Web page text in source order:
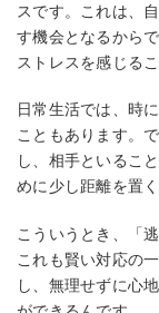
スです。これは、
す機会となるから
ストレスを感じる
日常生活では、時
こともあります。
し、相手といるこ
めに少し距離を置
こういうとき、「
これも賢い対応の
し、無理せずに心